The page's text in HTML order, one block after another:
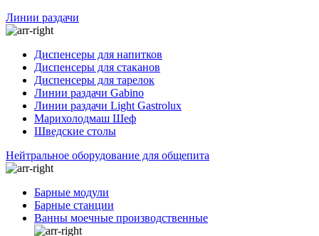
Линии раздачи
Диспенсеры для напитков
Диспенсеры для стаканов
Диспенсеры для тарелок
Линии раздачи Gabino
Линии раздачи Light Gastrolux
Марихолодмаш Шеф
Шведские столы
Нейтральное оборудование для общепита
Барные модули
Барные станции
Ванны моечные производственные